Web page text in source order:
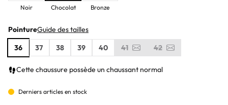
Noir Chocolat Bronze
PointureGuide des tailles
36
37 38 39 40 41 42
Cette chaussure possède un chaussant normal
Derniers articles en stock